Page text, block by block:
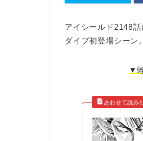
アイシールド2148
ダイブ初登場シーン
▼